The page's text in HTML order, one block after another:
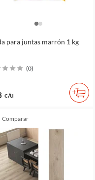
para juntas marrón 1 kg
(0)
c/u
comparar